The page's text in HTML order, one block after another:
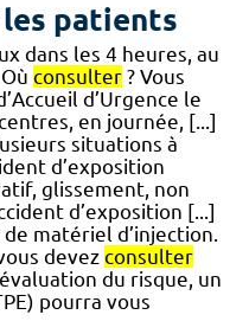
patients
dans les 4 heures, au
consulter ? Vous
d’Urgence le
en journée, [...]
situations à
d’exposition
glissement, non
d’exposition [...]
matériel d’injection.
devez consulter
du risque, un
pourra vous